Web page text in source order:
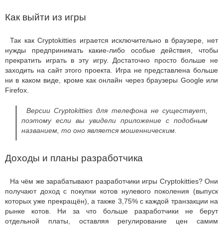
Как выйти из игры
Так как Cryptokitties играется исключительно в браузере, нет
нужды предпринимать какие-либо особые действия, чтобы
прекратить играть в эту игру. Достаточно просто больше не
заходить на сайт этого проекта. Игра не представлена больше
ни в каком виде, кроме как онлайн через браузеры Google или
Firefox.
Версии Cryptokitties для телефона не существует,
поэтому если вы увидели приложение с подобным
названием, то оно является мошенническим.
Доходы и планы разработчика
На чём же зарабатывают разработчики игры Cryptokitties? Они
получают доход с покупки котов нулевого поколения (выпуск
которых уже прекращён), а также 3,75% с каждой транзакции на
рынке котов. Ни за что больше разработчики не берут
отдельной платы, оставляя регулирование цен самим